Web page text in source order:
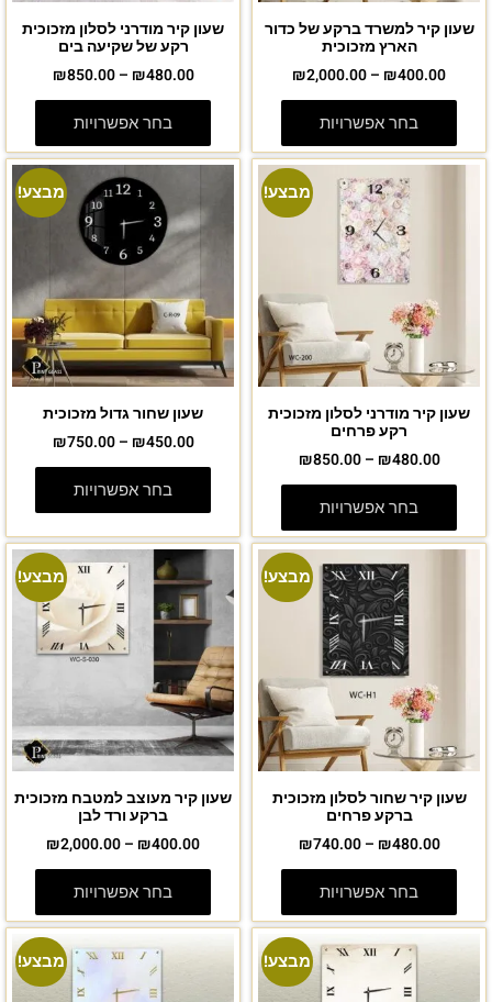
שעון קיר למשרד ברקע של כדור
הארץ מזכוכית
₪400.00
–
₪2,000.00
בחר אפשרויות
שעון קיר מודרני לסלון מזכוכית
רקע של שקיעה בים
₪480.00
–
₪850.00
בחר אפשרויות
מבצע!
שעון קיר מודרני לסלון מזכוכית
רקע פרחים
₪480.00
–
₪850.00
בחר אפשרויות
מבצע!
שעון שחור גדול מזכוכית
₪450.00
–
₪750.00
בחר אפשרויות
מבצע!
שעון קיר שחור לסלון מזכוכית
ברקע פרחים
₪480.00
–
₪740.00
בחר אפשרויות
מבצע!
שעון קיר מעוצב למטבח מזכוכית
ברקע ורד לבן
₪400.00
–
₪2,000.00
בחר אפשרויות
מבצע! מבצע!